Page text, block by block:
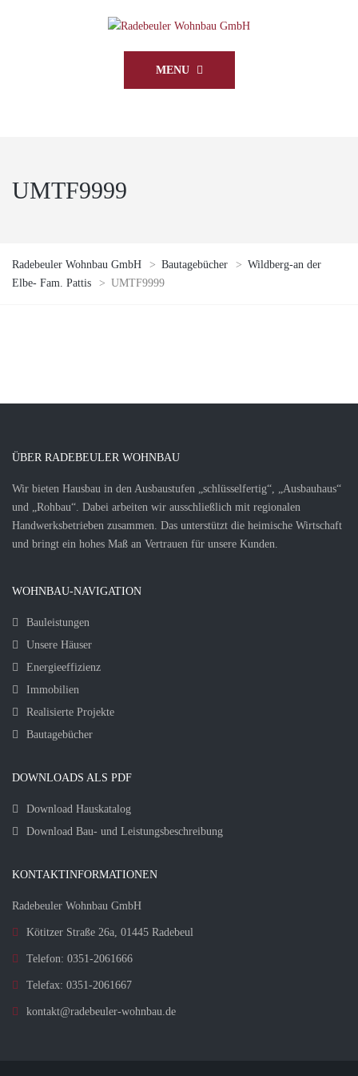
MENU
UMTF9999
Radebeuler Wohnbau GmbH > Bautagebücher > Wildberg-an der
Elbe- Fam. Pattis
> UMTF9999
ÜBER RADEBEULER WOHNBAU
Wir bieten Hausbau in den Ausbaustufen „schlüsselfertig“, „Ausbauhaus“
und „Rohbau“. Dabei arbeiten wir ausschließlich mit regionalen
Handwerksbetrieben zusammen. Das unterstützt die heimische Wirtschaft
und bringt ein hohes Maß an Vertrauen für unsere Kunden.
WOHNBAU-NAVIGATION
Bauleistungen
Unsere Häuser
Energieeffizienz
Immobilien
Realisierte Projekte
Bautagebücher
DOWNLOADS ALS PDF
Download Hauskatalog
Download Bau- und Leistungsbeschreibung
KONTAKTINFORMATIONEN
Radebeuler Wohnbau GmbH
Kötitzer Straße 26a, 01445 Radebeul
Telefon: 0351-2061666
Telefax: 0351-2061667
kontakt@radebeuler-wohnbau.de